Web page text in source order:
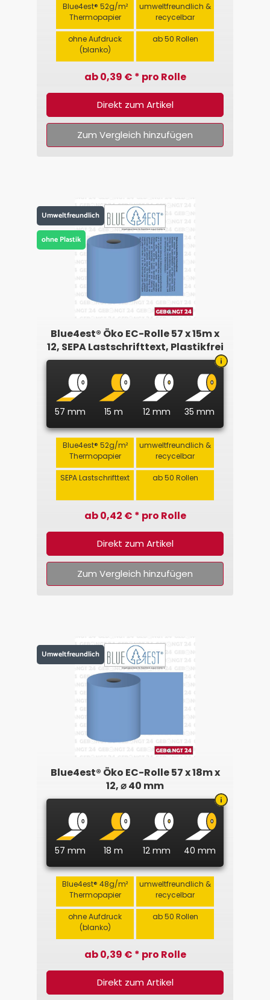
Blue4est® 52g/m²
Thermopapier
umweltfreundlich &
recycelbar
ohne Aufdruck
(blanko)
ab 50 Rollen
ab 0,39 € * pro Rolle
Direkt zum Artikel
Zum Vergleich hinzufügen
Umweltfreundlich
ohne Plastik
Blue4est® Öko EC-Rolle 57 x 15m x
12, SEPA Lastschrifttext, Plastikfrei
57 mm 15 m 12 mm 35 mm
Blue4est® 52g/m²
Thermopapier
umweltfreundlich &
recycelbar
SEPA Lastschrifttext ab 50 Rollen
ab 0,42 € * pro Rolle
Direkt zum Artikel
Zum Vergleich hinzufügen
Umweltfreundlich
Blue4est® Öko EC-Rolle 57 x 18m x
12, ⌀ 40 mm
57 mm 18 m 12 mm 40 mm
Blue4est® 48g/m²
Thermopapier
umweltfreundlich &
recycelbar
ohne Aufdruck
(blanko)
ab 50 Rollen
ab 0,39 € * pro Rolle
Direkt zum Artikel